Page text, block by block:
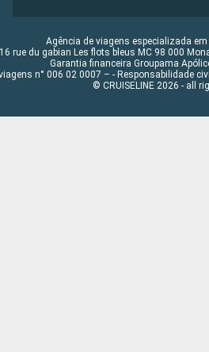
Agência de viagens especializada em
16 rue du gabian Les flots bleus MC 98 000
Garantia financeira Groupama
n° 006 02 0007 – - Responsabilidade
© CRUISELINE 2026 - all